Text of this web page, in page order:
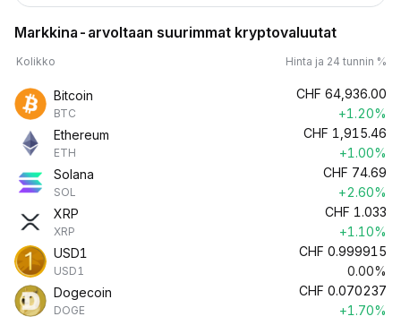
Markkina-arvoltaan suurimmat kryptovaluutat
Kolikko Hinta ja 24 tunnin %
Bitcoin
BTC
CHF 64,936.00
+1.20%
Ethereum
ETH
CHF 1,915.46
+1.00%
Solana
SOL
CHF 74.69
+2.60%
XRP
XRP
CHF 1.033
+1.10%
USD1
USD1
CHF 0.999915
0.00%
Dogecoin
DOGE
CHF 0.070237
+1.70%